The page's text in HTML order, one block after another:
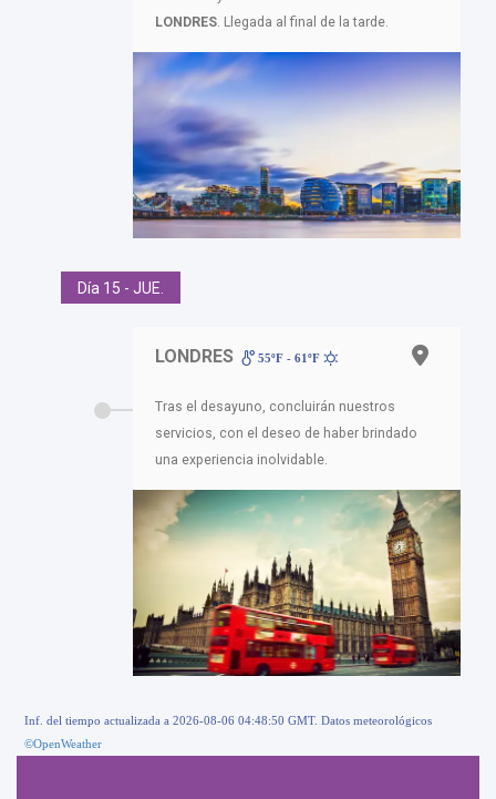
LONDRES. Llegada al final de la tarde.
Día 15 - JUE.
LONDRES 55ºF - 61ºF
Tras el desayuno, concluirán nuestros
servicios, con el deseo de haber brindado
una experiencia inolvidable.
Inf. del tiempo actualizada a 2026-08-06 04:48:50 GMT. Datos meteorológicos
©OpenWeather